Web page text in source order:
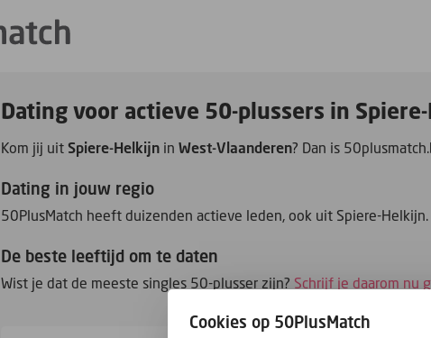
Dating voor actieve 50-plussers in
Kom jij uitSpiere-Helkijn inWest-Vlaanderen? Dan is
Dating in jouw regio
50PlusMatch heeft duizenden actieve leden, ook uit Spiere-Helkijn.
De beste leeftijd om te daten
Wist je dat de meeste singles 50-plusser zijn? Schrijf je daarom nu
Cookies op 50PlusMatch